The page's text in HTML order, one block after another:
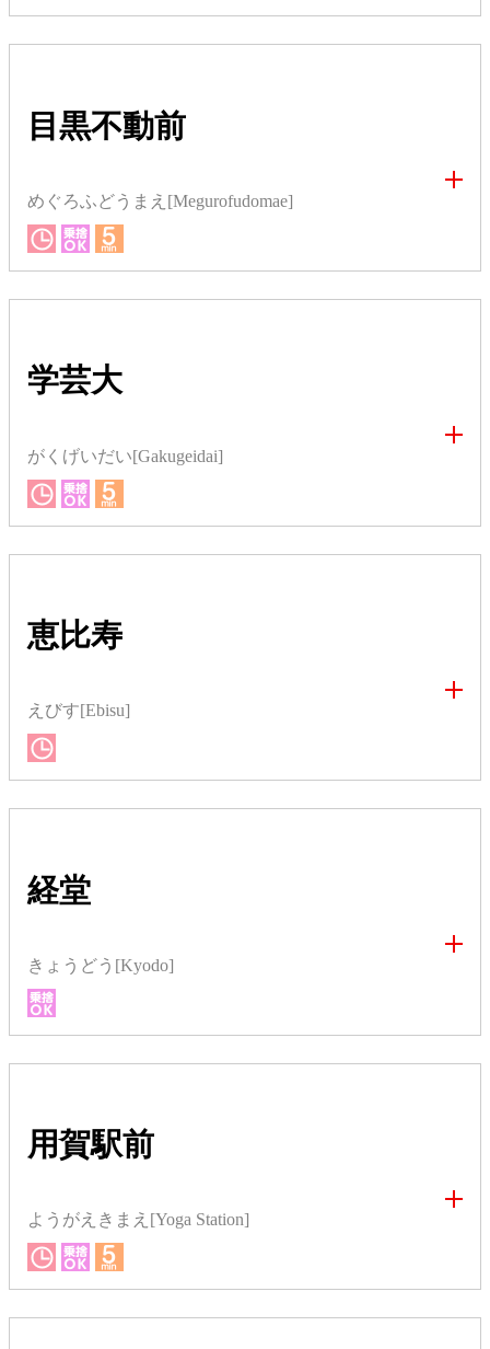
目黒不動前
めぐろふどうまえ[Megurofudomae]
学芸大
がくげいだい[Gakugeidai]
恵比寿
えびす[Ebisu]
経堂
きょうどう[Kyodo]
用賀駅前
ようがえきまえ[Yoga Station]